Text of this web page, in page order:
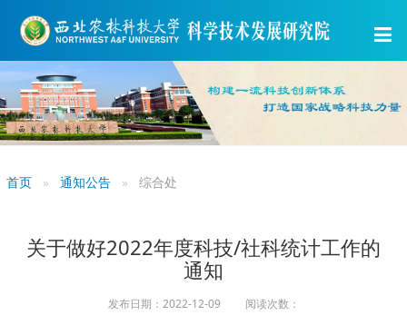
首页 通知公告 综合处
关于做好2022年度科技/社科统计工作的
通知
发布日期：2022-12-09 阅读次数：